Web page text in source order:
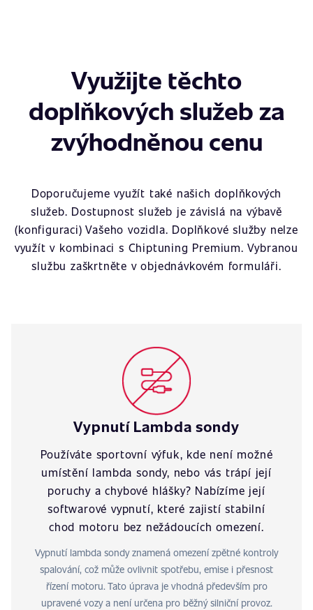
Využijte těchto
doplňkových služeb za
zvýhodněnou cenu
Doporučujeme využít také našich doplňkových
služeb. Dostupnost služeb je závislá na výbavě
(konfiguraci) Vašeho vozidla. Doplňkové služby nelze
využít v kombinaci s Chiptuning Premium. Vybranou
službu zaškrtněte v objednávkovém formuláři.
Vypnutí Lambda sondy
Používáte sportovní výfuk, kde není možné
umístění lambda sondy, nebo vás trápí její
poruchy a chybové hlášky? Nabízíme její
softwarové vypnutí, které zajistí stabilní
chod motoru bez nežádoucích omezení.
Vypnutí lambda sondy znamená omezení zpětné kontroly
spalování, což může ovlivnit spotřebu, emise i přesnost
řízení motoru. Tato úprava je vhodná především pro
upravené vozy a není určena pro běžný silniční provoz.